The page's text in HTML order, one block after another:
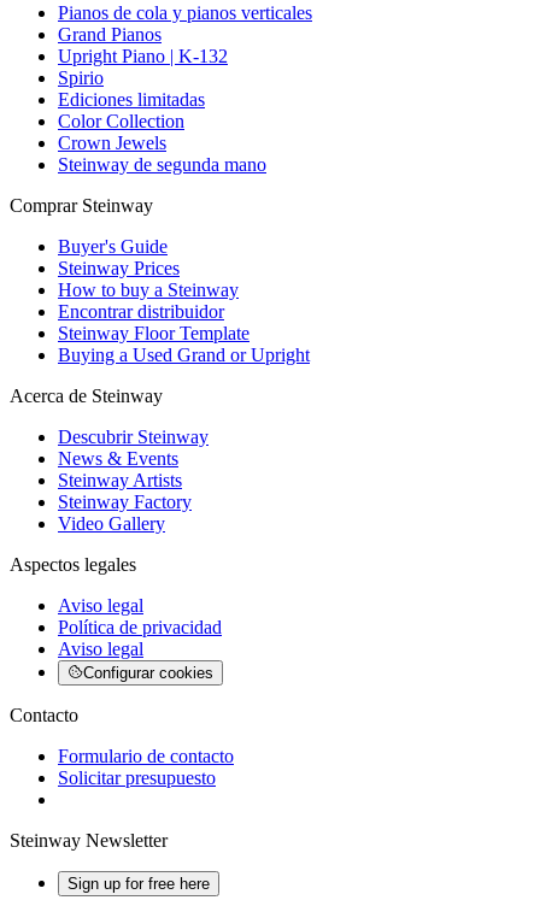
Pianos de cola y pianos verticales
Grand Pianos
Upright Piano | K-132
Spirio
Ediciones limitadas
Color Collection
Crown Jewels
Steinway de segunda mano
Comprar Steinway
Buyer's Guide
Steinway Prices
How to buy a Steinway
Encontrar distribuidor
Steinway Floor Template
Buying a Used Grand or Upright
Acerca de Steinway
Descubrir Steinway
News & Events
Steinway Artists
Steinway Factory
Video Gallery
Aspectos legales
Aviso legal
Política de privacidad
Aviso legal
Configurar cookies
Contacto
Formulario de contacto
Solicitar presupuesto
Steinway Newsletter
Sign up for free here